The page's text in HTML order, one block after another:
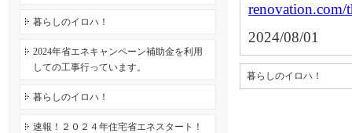
renovation.com/
2024/08/01
暮らしのイロハ！
暮らしのイロハ！
2024年省エネキャンペーン補助金を利用
しての工事行っています。
暮らしのイロハ！
速報！２０２４年住宅省エネスタート！